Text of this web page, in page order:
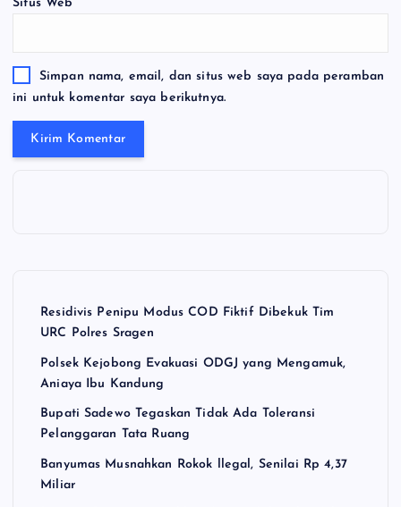
Situs Web
Simpan nama, email, dan situs web saya pada peramban
ini untuk komentar saya berikutnya.
Residivis Penipu Modus COD Fiktif Dibekuk Tim
URC Polres Sragen
Polsek Kejobong Evakuasi ODGJ yang Mengamuk,
Aniaya Ibu Kandung
Bupati Sadewo Tegaskan Tidak Ada Toleransi
Pelanggaran Tata Ruang
Banyumas Musnahkan Rokok llegal, Senilai Rp 4,37
Miliar